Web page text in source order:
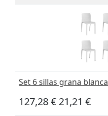
Set 6 sillas grana blanca
127,28 € 21,21 €